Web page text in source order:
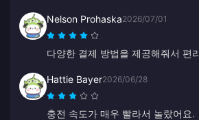
Nelson Prohaska2026/07/01
다양한 결제 방법을 제공해줘서 편
Hattie Bayer2026/06/28
충전 속도가 매우 빨라서 놀랐어요.